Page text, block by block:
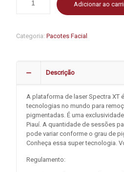
Adicionar ao
Categoria: Pacotes Facial
Descrição
A plataforma de laser Spectra XT
tecnologias no mundo para
pigmentadas. É uma
Piauí. A quantidade de sessões
pode variar conforme o grau de
Conheça essa super tecnologia.
Regulamento: